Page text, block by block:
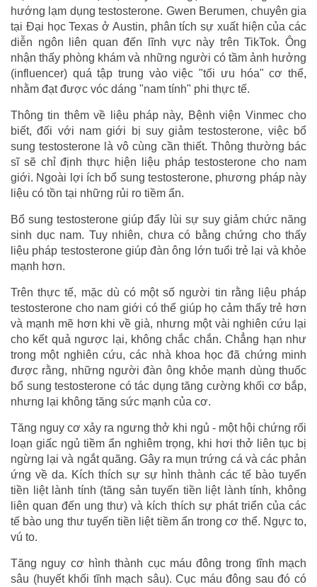
hướng lạm dụng testosterone. Gwen Berumen, chuyên gia
tại Đại học Texas ở Austin, phân tích sự xuất hiện của các
diễn ngôn liên quan đến lĩnh vực này trên TikTok. Ông
nhận thấy phòng khám và những người có tầm ảnh hưởng
(influencer) quá tập trung vào việc "tối ưu hóa" cơ thể,
nhằm đạt được vóc dáng "nam tính" phi thực tế.
Thông tin thêm về liệu pháp này, Bệnh viện Vinmec cho
biết, đối với nam giới bị suy giảm testosterone, việc bổ
sung testosterone là vô cùng cần thiết. Thông thường bác
sĩ sẽ chỉ định thực hiện liệu pháp testosterone cho nam
giới. Ngoài lợi ích bổ sung testosterone, phương pháp này
liệu có tồn tại những rủi ro tiềm ẩn.
Bổ sung testosterone giúp đẩy lùi sự suy giảm chức năng
sinh dục nam. Tuy nhiên, chưa có bằng chứng cho thấy
liệu pháp testosterone giúp đàn ông lớn tuổi trẻ lại và khỏe
mạnh hơn.
Trên thực tế, mặc dù có một số người tin rằng liệu pháp
testosterone cho nam giới có thể giúp họ cảm thấy trẻ hơn
và mạnh mẽ hơn khi về già, nhưng một vài nghiên cứu lại
cho kết quả ngược lại, không chắc chắn. Chẳng hạn như
trong một nghiên cứu, các nhà khoa học đã chứng minh
được rằng, những người đàn ông khỏe mạnh dùng thuốc
bổ sung testosterone có tác dụng tăng cường khối cơ bắp,
nhưng lại không tăng sức mạnh của cơ.
Tăng nguy cơ xảy ra ngưng thở khi ngủ - một hội chứng rối
loạn giấc ngủ tiềm ẩn nghiêm trọng, khi hơi thở liên tục bị
ngừng lại và ngắt quãng. Gây ra mụn trứng cá và các phản
ứng về da. Kích thích sự sự hình thành các tế bào tuyến
tiền liệt lành tính (tăng sản tuyến tiền liệt lành tính, không
liên quan đến ung thư) và kích thích sự phát triển của các
tế bào ung thư tuyến tiền liệt tiềm ẩn trong cơ thể. Ngực to,
vú to.
Tăng nguy cơ hình thành cục máu đông trong tĩnh mạch
sâu (huyết khối tĩnh mạch sâu). Cục máu đông sau đó có